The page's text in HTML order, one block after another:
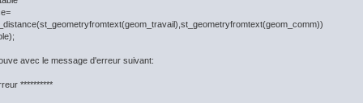
avec le message d'erreur suivant:
**********